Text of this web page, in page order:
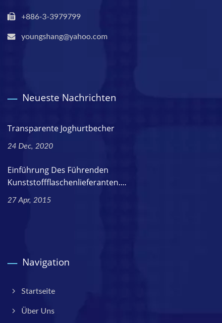
+886-3-3979799
youngshang@yahoo.com
Neueste Nachrichten
Transparente Joghurtbecher
24 Dec, 2020
Einführung Des Führenden
Kunststoffflaschenlieferanten....
27 Apr, 2015
Navigation
Startseite
Über Uns